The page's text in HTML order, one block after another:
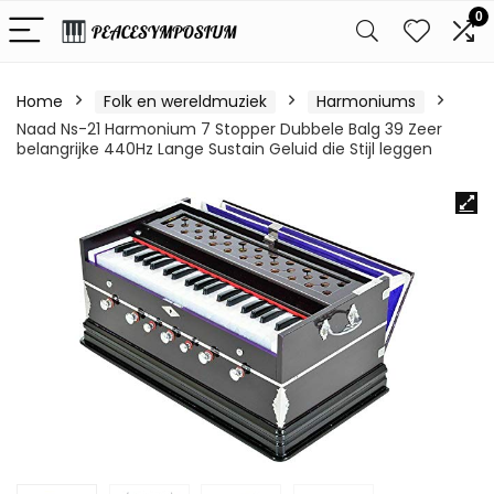
0
Home Folk en wereldmuziek
Harmoniums
Naad Ns-21 Harmonium 7 Stopper Dubbele Balg 39 Zeer
belangrijke 440Hz Lange Sustain Geluid die Stijl leggen